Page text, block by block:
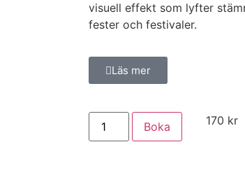
visuell effekt som lyfter
fester och festivaler.
Läs mer
Boka 170 kr